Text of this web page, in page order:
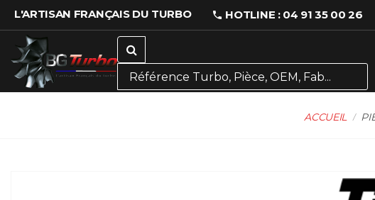
L'ARTISAN FRANÇAIS DU TURBO HOTLINE : 04 91 35 00 26
ACCUEIL